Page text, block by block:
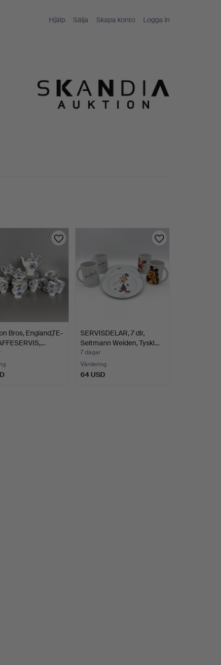
Hjälp Sälja Skapa konto Logga in
Bros, England,TE-
SERVISDELAR, 7 dlr,
Seltmann Weiden, Tyskl…
7 dagar
Värdering
64 USD